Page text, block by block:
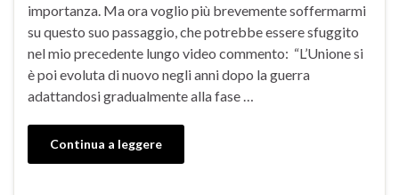
importanza. Ma ora voglio più brevemente soffermarmi
su questo suo passaggio, che potrebbe essere sfuggito
nel mio precedente lungo video commento: “L’Unione si
è poi evoluta di nuovo negli anni dopo la guerra
adattandosi gradualmente alla fase …
Continua a leggere